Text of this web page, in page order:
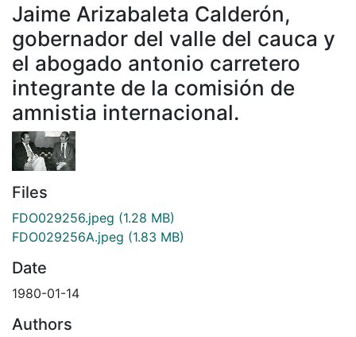
Jaime Arizabaleta Calderón,
gobernador del valle del cauca y
el abogado antonio carretero
integrante de la comisión de
amnistia internacional.
Files
FDO029256.jpeg (1.28 MB)
FDO029256A.jpeg (1.83 MB)
Date
1980-01-14
Authors